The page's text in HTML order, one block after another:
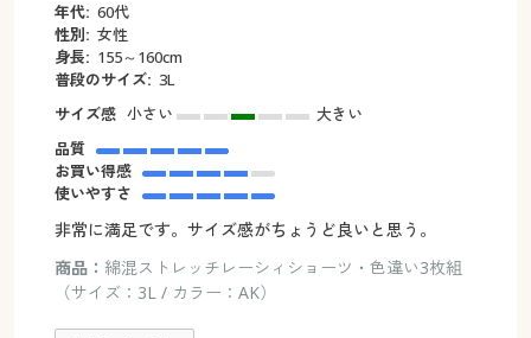
年代: 60代
性別: 女性
身長: 155～160cm
普段のサイズ: 3L
サイズ感 小さい
大きい
品質
お買い得感
使いやすさ
非常に満足です。サイズ感がちょうど良いと思う。
商品： 綿混ストレッチレーシィショーツ・色違い3枚組
（サイズ：3L / カラー：AK）